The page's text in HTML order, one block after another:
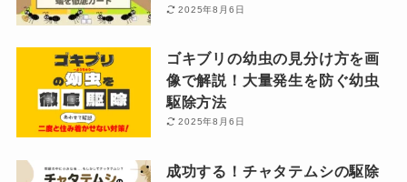
2025年8月6日
ゴキブリの幼虫の見分け方を画
像で解説！大量発生を防ぐ幼虫
駆除方法
2025年8月6日
成功する！チャタテムシの駆除